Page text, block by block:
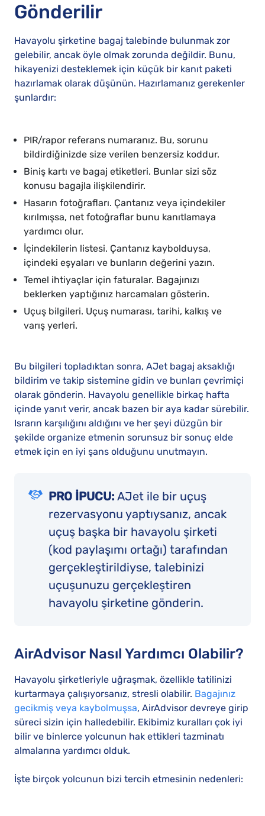
Gönderilir
Havayolu şirketine bagaj talebinde bulunmak zor
gelebilir, ancak öyle olmak zorunda değildir. Bunu,
hikayenizi desteklemek için küçük bir kanıt paketi
hazırlamak olarak düşünün. Hazırlamanız gerekenler
şunlardır:
PIR/rapor referans numaranız. Bu, sorunu
bildirdiğinizde size verilen benzersiz koddur.
Biniş kartı ve bagaj etiketleri. Bunlar sizi söz
konusu bagajla ilişkilendirir.
Hasarın fotoğrafları. Çantanız veya içindekiler
kırılmışsa, net fotoğraflar bunu kanıtlamaya
yardımcı olur.
İçindekilerin listesi. Çantanız kaybolduysa,
içindeki eşyaları ve bunların değerini yazın.
Temel ihtiyaçlar için faturalar. Bagajınızı
beklerken yaptığınız harcamaları gösterin.
Uçuş bilgileri. Uçuş numarası, tarihi, kalkış ve
varış yerleri.
Bu bilgileri topladıktan sonra, AJet bagaj aksaklığı
bildirim ve takip sistemine gidin ve bunları çevrimiçi
olarak gönderin. Havayolu genellikle birkaç hafta
içinde yanıt verir, ancak bazen bir aya kadar sürebilir.
Israrın karşılığını aldığını ve her şeyi düzgün bir
şekilde organize etmenin sorunsuz bir sonuç elde
etmek için en iyi şans olduğunu unutmayın.
PRO İPUCU: AJet ile bir uçuş
rezervasyonu yaptıysanız, ancak
uçuş başka bir havayolu şirketi
(kod paylaşımı ortağı) tarafından
gerçekleştirildiyse, talebinizi
uçuşunuzu gerçekleştiren
havayolu şirketine gönderin.
AirAdvisor Nasıl Yardımcı Olabilir?
Havayolu şirketleriyle uğraşmak, özellikle tatilinizi
kurtarmaya çalışıyorsanız, stresli olabilir. Bagajınız
gecikmiş veya kaybolmuşsa, AirAdvisor devreye girip
süreci sizin için halledebilir. Ekibimiz kuralları çok iyi
bilir ve binlerce yolcunun hak ettikleri tazminatı
almalarına yardımcı olduk.
İşte birçok yolcunun bizi tercih etmesinin nedenleri: